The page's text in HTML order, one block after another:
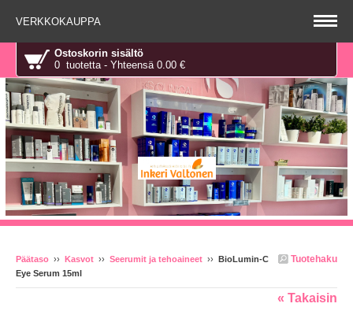
VERKKOKAUPPA
Ostoskorin sisältö
0 tuotetta - Yhteensä 0.00 €
Tuotehaku
Päätaso ›› Kasvot ›› Seerumit ja tehoaineet ››
BioLumin-C
Eye Serum 15ml
« Takaisin